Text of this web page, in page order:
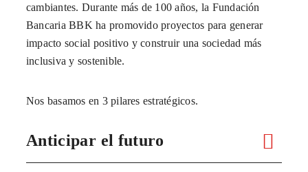
cambiantes. Durante más de 100 años, la Fundación
Bancaria BBK ha promovido proyectos para generar
impacto social positivo y construir una sociedad más
inclusiva y sostenible.
Nos basamos en 3 pilares estratégicos.
Anticipar el futuro